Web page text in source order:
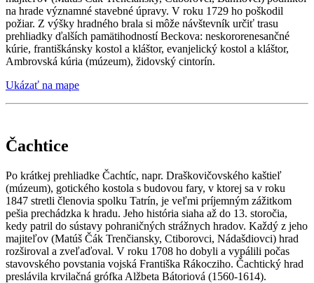
na hrade významné stavebné úpravy. V roku 1729 ho poškodil
požiar. Z výšky hradného brala si môže návštevník určiť trasu
prehliadky ďalších pamätihodností Beckova: neskororenesančné
kúrie, františkánsky kostol a kláštor, evanjelický kostol a kláštor,
Ambrovská kúria (múzeum), židovský cintorín.
Ukázať na mape
Čachtice
Po krátkej prehliadke Čachtíc, napr. Draškovičovského kaštieľ
(múzeum), gotického kostola s budovou fary, v ktorej sa v roku
1847 stretli členovia spolku Tatrín, je veľmi príjemným zážitkom
pešia prechádzka k hradu. Jeho história siaha až do 13. storočia,
kedy patril do sústavy pohraničných strážnych hradov. Každý z jeho
majiteľov (Matúš Čák Trenčiansky, Ctiborovci, Nádašdiovci) hrad
rozširoval a zveľaďoval. V roku 1708 ho dobyli a vypálili počas
stavovského povstania vojská Františka Rákocziho. Čachtický hrad
preslávila krvilačná grófka Alžbeta Bátoriová (1560-1614).